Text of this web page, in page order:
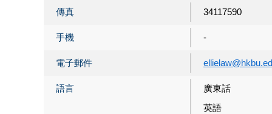
傳真 34117590
手機 -
電子郵件
語言
廣東話
英語